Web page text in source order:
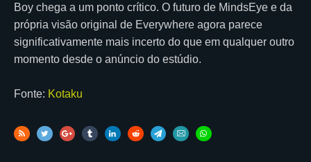
Boy chega a um ponto crítico. O futuro de MindsEye e da
própria visão original de Everywhere agora parece
significativamente mais incerto do que em qualquer outro
momento desde o anúncio do estúdio.
Fonte: Kotaku